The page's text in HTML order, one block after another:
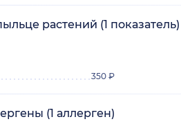
растений (1 показатель)
350 ₽
(1 аллерген)